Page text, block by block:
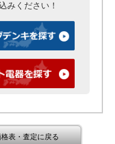
みください！
表・査定に戻る